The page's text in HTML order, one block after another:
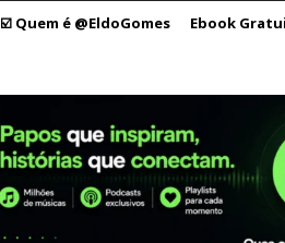
☑️ Quem é @EldoGomes Ebook